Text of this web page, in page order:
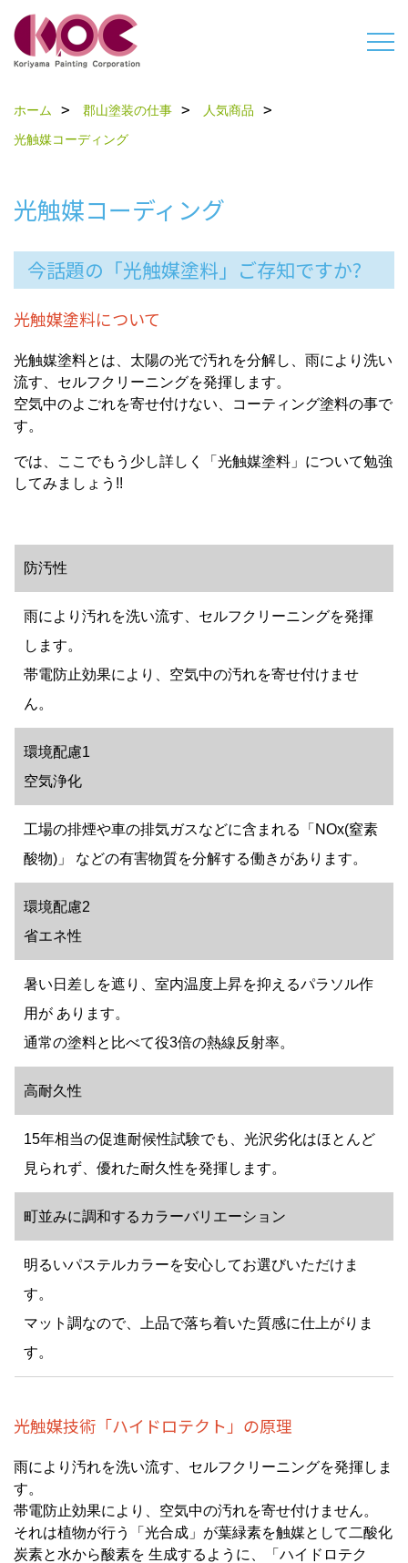
ホーム 郡山塗装の仕事
人気商品
光触媒コーディング
光触媒コーディング
今話題の「光触媒塗料」ご存知ですか?
光触媒塗料について
光触媒塗料とは、太陽の光で汚れを分解し、雨により洗い
流す、セルフクリーニングを発揮します。
空気中のよごれを寄せ付けない、コーティング塗料の事で
す。
では、ここでもう少し詳しく「光触媒塗料」について勉強
してみましょう!!
防汚性
雨により汚れを洗い流す、セルフクリーニングを発揮
します。
帯電防止効果により、空気中の汚れを寄せ付けませ
ん。
環境配慮1
空気浄化
工場の排煙や車の排気ガスなどに含まれる「NOx(窒素
酸物)」 などの有害物質を分解する働きがあります。
環境配慮2
省エネ性
暑い日差しを遮り、室内温度上昇を抑えるパラソル作
用が あります。
通常の塗料と比べて役3倍の熱線反射率。
高耐久性
15年相当の促進耐候性試験でも、光沢劣化はほとんど
見られず、優れた耐久性を発揮します。
町並みに調和するカラーバリエーション
明るいパステルカラーを安心してお選びいただけま
す。
マット調なので、上品で落ち着いた質感に仕上がりま
す。
光触媒技術「ハイドロテクト」の原理
雨により汚れを洗い流す、セルフクリーニングを発揮しま
す。
帯電防止効果により、空気中の汚れを寄せ付けません。
それは植物が行う「光合成」が葉緑素を触媒として二酸化
炭素と水から酸素を 生成するように、「ハイドロテク